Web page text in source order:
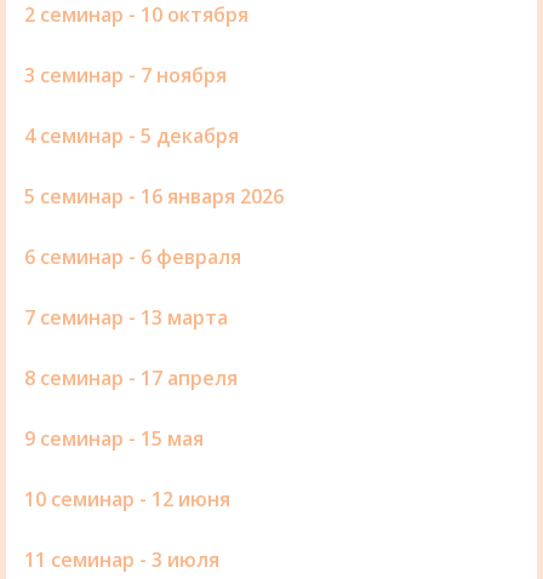
2 семинар - 10 октября
3 семинар - 7 ноября
4 семинар - 5 декабря
5 семинар - 16 января 2026
6 семинар - 6 февраля
7 семинар - 13 марта
8 семинар - 17 апреля
9 семинар - 15 мая
10 семинар - 12 июня
11 семинар - 3 июля